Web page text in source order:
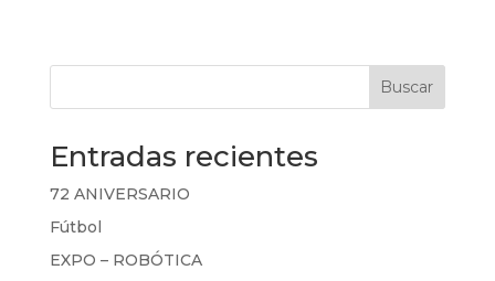
Buscar
Entradas recientes
72 ANIVERSARIO
Fútbol
EXPO – ROBÓTICA